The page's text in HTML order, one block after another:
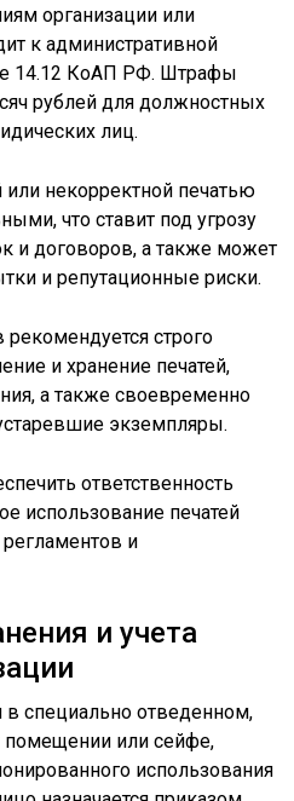
организации или
к административной
14.12 КоАП РФ. Штрафы
рублей для должностных
лиц.
некорректной печатью
что ставит под угрозу
и договоров, а также может
и репутационные риски.
строго
и хранение печатей,
а также своевременно
экземпляры.
ответственность
использование печатей
и
и учета
в специально отведенном,
помещении или сейфе,
использования